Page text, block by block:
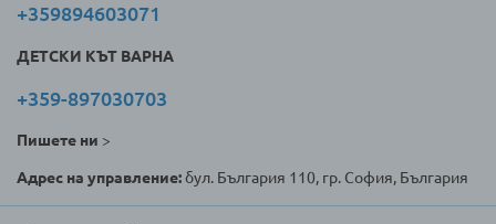
+359894603071
ДЕТСКИ КЪТ ВАРНА
+359-897030703
Пишете ни >
Адрес на управление:бул. България 110, гр. София, България